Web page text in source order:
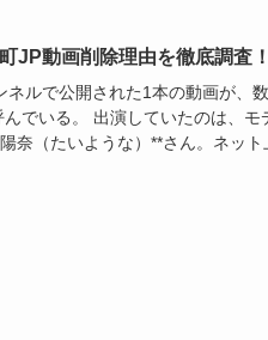
JP動画削除理由を徹底調査！
ルで公開された1本の動画が、
でいる。 出演していたのは、モ
奈（たいような）**さん。ネット